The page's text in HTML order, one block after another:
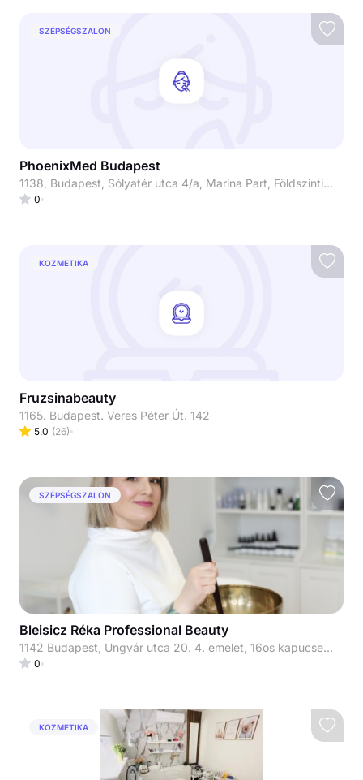
SZÉPSÉGSZALON
PhoenixMed Budapest
1138, Budapest, Sólyatér utca 4/a, Marina Part, Földszinti üzlethelyiség
0
KOZMETIKA
Fruzsinabeauty
1165. Budapest. Veres Péter Út. 142
5.0 (26)
SZÉPSÉGSZALON
Bleisicz Réka Professional Beauty
1142 Budapest, Ungvár utca 20. 4. emelet, 16os kapucsengő
0
KOZMETIKA